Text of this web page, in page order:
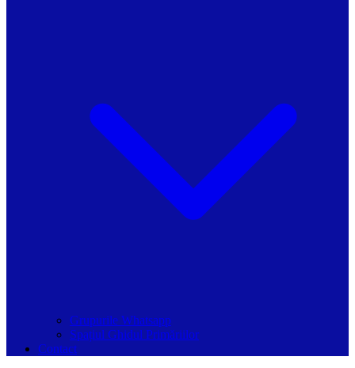
Grupurile Whatsapp
Spațiul Ghidul Primăriilor
Contact